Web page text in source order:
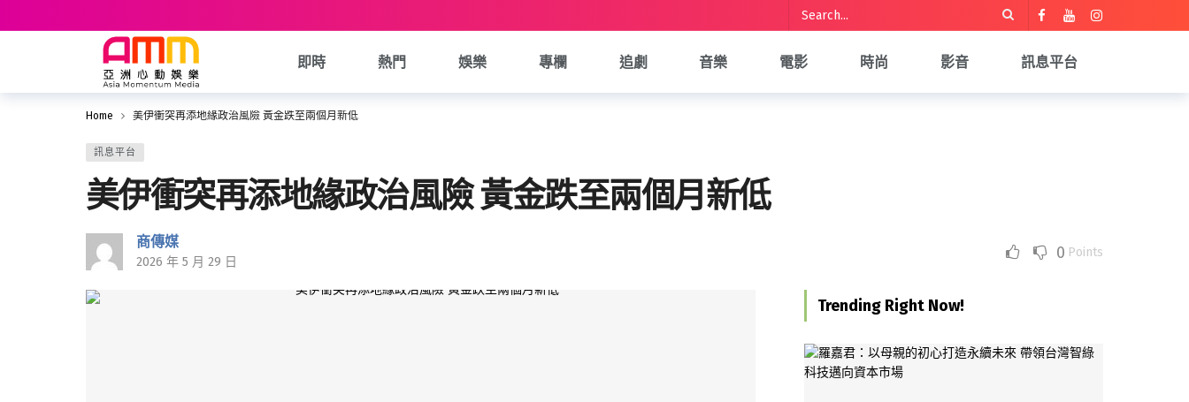
即時 熱門 娛樂 專欄 追劇 音樂 電影 時尚 影音 訊息平台
Home 美伊衝突再添地緣政治風險 黃金跌至兩個月新低
訊息平台
美伊衝突再添地緣政治風險 黃金跌至兩個月新低
商傳媒
2026 年 5 月 29 日 0 Points
Trending Right Now!